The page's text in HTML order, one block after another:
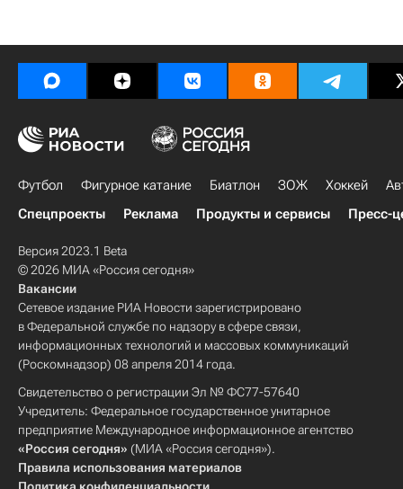
Футбол Фигурное катание Биатлон ЗОЖ Хоккей
Спецпроекты
Реклама Продукты и сервисы Пресс-
Версия 2023.1 Beta
© 2026 МИА «Россия сегодня»
Вакансии
Сетевое издание РИА Новости зарегистрировано
в Федеральной службе по надзору в сфере связи,
информационных технологий и массовых коммуникаций
(Роскомнадзор) 08 апреля 2014 года.
Свидетельство о регистрации Эл № ФС77-57640
Учредитель: Федеральное государственное унитарное
предприятие Международное информационное агентство
«Россия сегодня» (МИА «Россия сегодня»).
Правила использования материалов